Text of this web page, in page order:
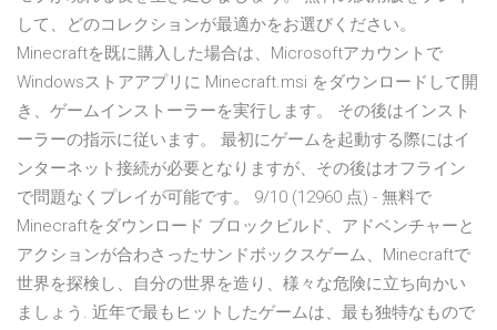
して、どのコレクションが最適かをお選びください。
Minecraftを既に購入した場合は、Microsoftアカウントで
Windowsストアアプリに Minecraft.msi をダウンロードして開
き、ゲームインストーラーを実行します。 その後はインスト
ーラーの指示に従います。 最初にゲームを起動する際にはイ
ンターネット接続が必要となりますが、その後はオフライン
で問題なくプレイが可能です。 9/10 (12960 点) - 無料で
Minecraftをダウンロード ブロックビルド、アドベンチャーと
アクションが合わさったサンドボックスゲーム、Minecraftで
世界を探検し、自分の世界を造り、様々な危険に立ち向かい
ましょう. 近年で最もヒットしたゲームは、最も独特なもので